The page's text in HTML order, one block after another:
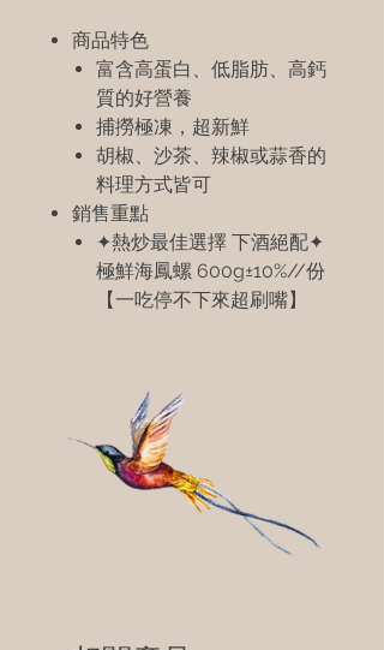
商品特色
富含高蛋白、低脂肪、高鈣
質的好營養
捕撈極凍，超新鮮
胡椒、沙茶、辣椒或蒜香的
料理方式皆可
銷售重點
✦熱炒最佳選擇 下酒絕配✦
極鮮海鳳螺 600g±10%//份
【一吃停不下來超刷嘴】